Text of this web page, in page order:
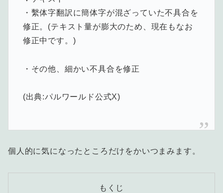
・繫体字翻訳に簡体字が混ざっていた不具合を
修正。(テキスト量が膨大のため、現在もなお
修正中です。)
・その他、細かい不具合を修正
(出典:パルワールド公式X)
個人的に気になったところだけをかいつまみます。
もくじ